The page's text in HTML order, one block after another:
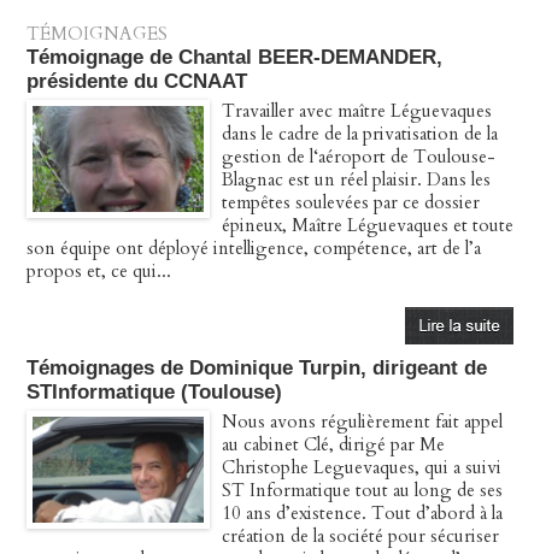
TÉMOIGNAGES
Témoignage de Chantal BEER-DEMANDER,
présidente du CCNAAT
Travailler avec maître Léguevaques
dans le cadre de la privatisation de la
gestion de l‘aéroport de Toulouse-
Blagnac est un réel plaisir. Dans les
tempêtes soulevées par ce dossier
épineux, Maître Léguevaques et toute
son équipe ont déployé intelligence, compétence, art de l’a
propos et, ce qui...
Témoignages de Dominique Turpin, dirigeant de
STInformatique (Toulouse)
Nous avons régulièrement fait appel
au cabinet Clé, dirigé par Me
Christophe Leguevaques, qui a suivi
ST Informatique tout au long de ses
10 ans d’existence. Tout d’abord à la
création de la société pour sécuriser